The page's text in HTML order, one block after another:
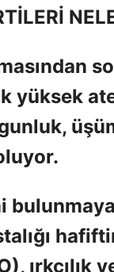
yüksek
ırkçılık